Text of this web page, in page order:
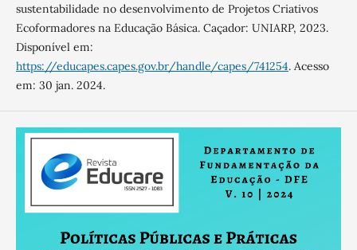
sustentabilidade no desenvolvimento de Projetos Criativos
Ecoformadores na Educação Básica. Caçador: UNIARP, 2023.
Disponível em:
https://educapes.capes.gov.br/handle/capes/741254. Acesso
em: 30 jan. 2024.